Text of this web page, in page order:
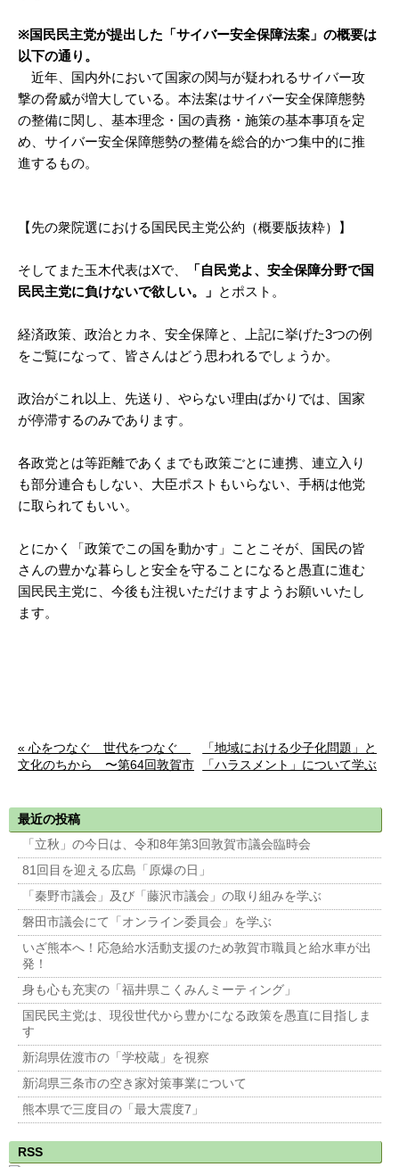
※国民民主党が提出した「サイバー安全保障法案」の概要は
以下の通り。
近年、国内外において国家の関与が疑われるサイバー攻
撃の脅威が増大している。本法案はサイバー安全保障態勢
の整備に関し、基本理念・国の責務・施策の基本事項を定
め、サイバー安全保障態勢の整備を総合的かつ集中的に推
進するもの。
【先の衆院選における国民民主党公約（概要版抜粋）】
そしてまた玉木代表はXで、
「自民党よ、安全保障分野で国
民民主党に負けないで欲しい。」 とポスト。
経済政策、政治とカネ、安全保障と、上記に挙げた3つの例
をご覧になって、皆さんはどう思われるでしょうか。
政治がこれ以上、先送り、やらない理由ばかりでは、国家
が停滞するのみであります。
各政党とは等距離であくまでも政策ごとに連携、連立入り
も部分連合もしない、大臣ポストもいらない、手柄は他党
に取られてもいい。
とにかく「政策でこの国を動かす」ことこそが、国民の皆
さんの豊かな暮らしと安全を守ることになると愚直に進む
国民民主党に、今後も注視いただけますようお願いいたし
ます。
« 心をつなぐ 世代をつなぐ
文化のちから 〜第64回敦賀市
「地域における少子化問題」と
「ハラスメント」について学ぶ
最近の投稿
「立秋」の今日は、令和8年第3回敦賀市議会臨時会
81回目を迎える広島「原爆の日」
「秦野市議会」及び「藤沢市議会」の取り組みを学ぶ
磐田市議会にて「オンライン委員会」を学ぶ
いざ熊本へ！応急給水活動支援のため敦賀市職員と給水車が出
発！
身も心も充実の「福井県こくみんミーティング」
国民民主党は、現役世代から豊かになる政策を愚直に目指しま
す
新潟県佐渡市の「学校蔵」を視察
新潟県三条市の空き家対策事業について
熊本県で三度目の「最大震度7」
RSS